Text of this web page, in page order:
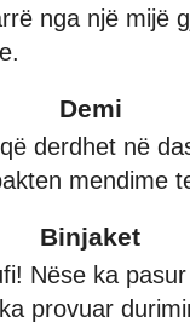
nga një mijë
Demi
derdhet në
mendime
Binjaket
Nëse ka
provuar